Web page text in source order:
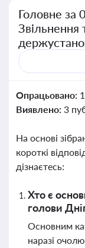
Головне за
Звільнення
Опрацьовано:
Виявлено: 3
На основі
короткі
дізнаєтесь:
Хто є
голови
Основним
наразі